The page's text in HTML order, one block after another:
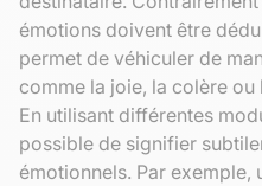
émotions doivent être
permet de véhiculer de
comme la joie, la colère ou
En utilisant différentes
possible de signifier
émotionnels. Par exemple,